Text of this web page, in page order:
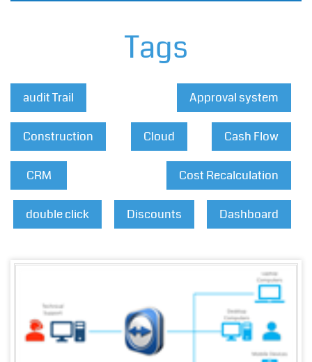
Tags
Approval system
audit Trail
Cash Flow
Cloud
Construction
Cost Recalculation
CRM
Dashboard
Discounts
double click